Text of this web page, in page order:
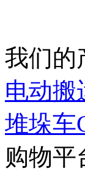
我们的
电动搬
堆垛车
购物平